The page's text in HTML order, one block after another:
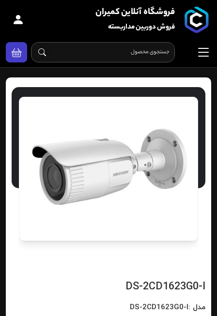
فروشگاه آنلاین کمیران
فروش دوربین مداربسته
DS-2CD1623G0-I
مدل :DS-2CD1623G0-I